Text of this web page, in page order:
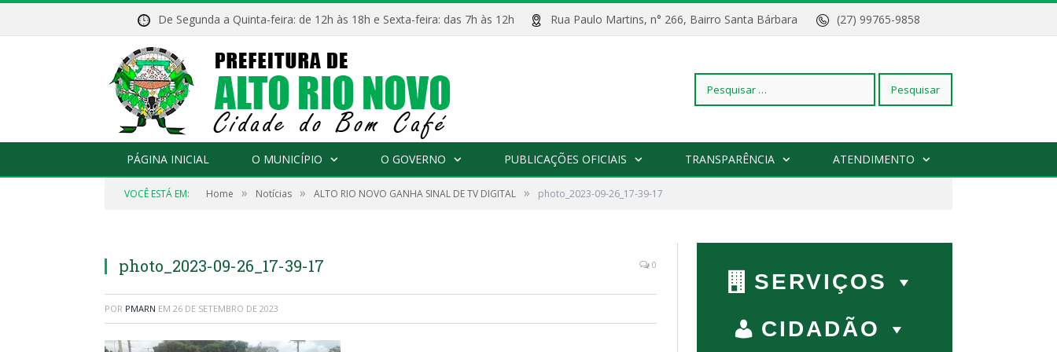
De Segunda a Quinta-feira: de 12h às 18h e Sexta-feira: das 7h às 12h Rua Paulo Martins, n° 266, Bairro Santa Bárbara (27) 99765-9858
Pesquisar
PÁGINA INICIAL O MUNICÍPIO O GOVERNO PUBLICAÇÕES OFICIAIS TRANSPARÊNCIA ATENDIMENTO
VOCÊ ESTÁ EM: Home » Notícias » ALTO RIO NOVO GANHA SINAL DE TV DIGITAL » photo_2023-09-26_17-39-17
photo_2023-09-26_17-39-17 0
POR PMARN EM 26 DE SETEMBRO DE 2023
SERVIÇOS
CIDADÃO